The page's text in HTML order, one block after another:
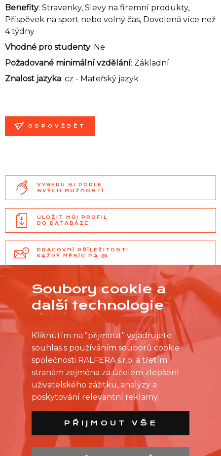
Benefity: Stravenky, Slevy na firemní produkty,
Příspěvek na sport nebo volný čas, Dovolená více než
4 týdny
Vhodné pro studenty: Ne
Požadované minimální vzdělání: Základní
Znalost jazyka: cz - Mateřský jazyk
ODPOVĚDĚT
VYBERU SI PODLE
SVÝCH MOŽNOSTÍ
ULOŽIT MŮJ PROFIL
DO DATABÁZE
PRACOVNÍ PŘÍLEŽITOSTI
KAŽDÝ MĚSÍC NA @
Soubory cookie a
další technologie
Kliknutím na "přijmout" vyjadřujete
souhlas s používáním souborů cookie
společnosti RALFERA s.r.o. a třetím
stranám zejména za účelem zlepšení
uživatelského zážitku, analýzy a
poskytování relevantní reklamy.
PŘIJMOUT VŠE